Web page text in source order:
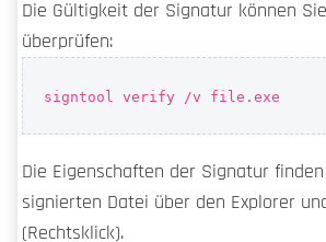
Die Gültigkeit der Signatur können
überprüfen:
signtool verify /v file.exe
Die Eigenschaften der Signatur
signierten Datei über den Explorer
(Rechtsklick).